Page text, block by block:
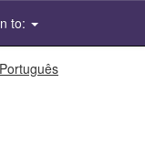
to:
Português